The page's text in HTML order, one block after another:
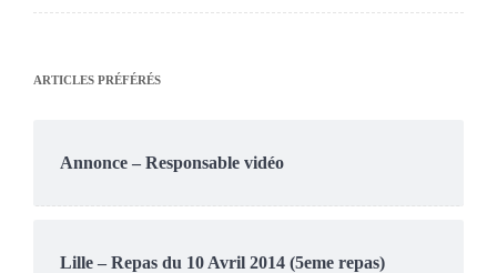
ARTICLES PRÉFÉRÉS
Annonce – Responsable vidéo
Lille – Repas du 10 Avril 2014 (5eme repas)